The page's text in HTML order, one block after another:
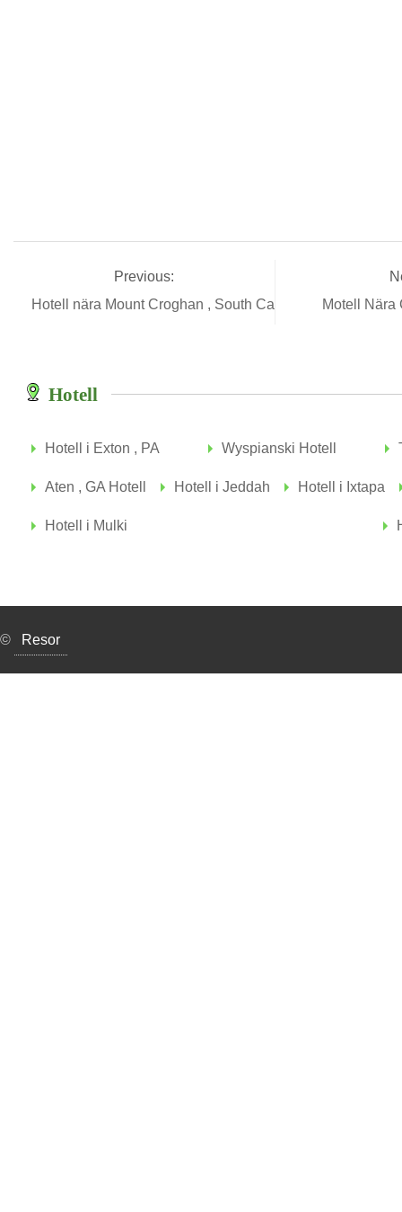
Previous:
Hotell nära Mount Croghan , South Carolina
Motell
Hotell
Hotell i Exton , PA Wyspianski Hotell
Aten , GA Hotell Hotell i Jeddah Hotell i Ixtapa
Hotell i Mulki
© Resor